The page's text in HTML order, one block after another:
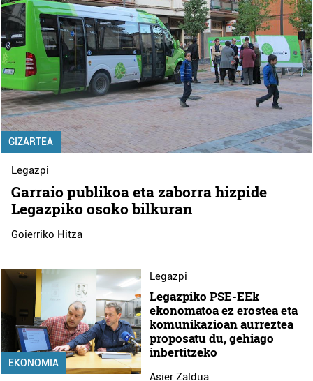
GIZARTEA
Legazpi
Garraio publikoa eta zaborra hizpide
Legazpiko osoko bilkuran
Goierriko Hitza
EKONOMIA
Legazpi
Legazpiko PSE-EEk
ekonomatoa ez erostea eta
komunikazioan aurreztea
proposatu du, gehiago
inbertitzeko
Asier Zaldua